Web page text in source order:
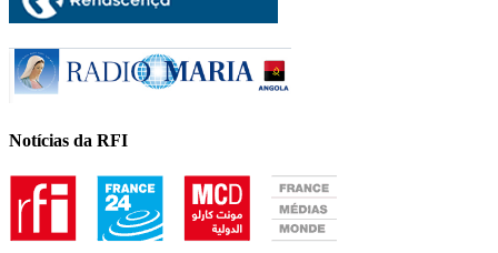
Notícias da RFI